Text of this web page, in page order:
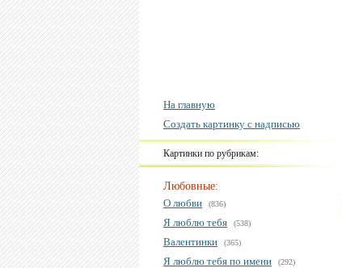
На главную
Создать картинку с надписью
Картинки по рубрикам:
Любовные:
О любви
(836)
Я люблю тебя (538)
Валентинки (365)
Я люблю тебя по имени (292)